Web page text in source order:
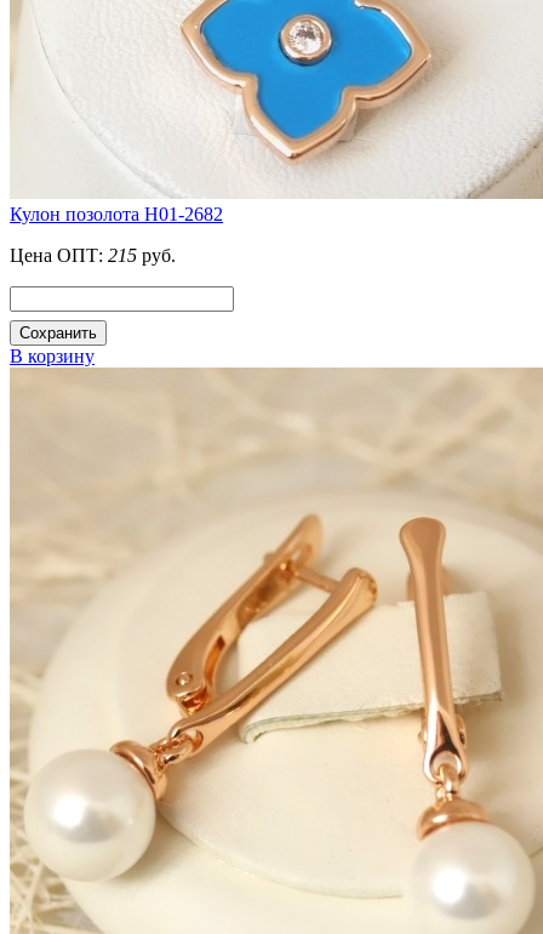
Кулон позолота H01-2682
Цена ОПТ: 215 руб.
Сохранить
В корзину